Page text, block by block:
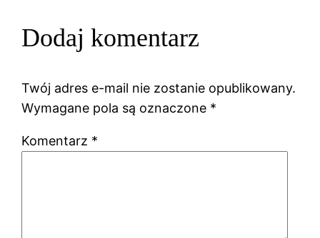
Dodaj komentarz
Twój adres e-mail nie zostanie opublikowany.
Wymagane pola są oznaczone *
Komentarz *